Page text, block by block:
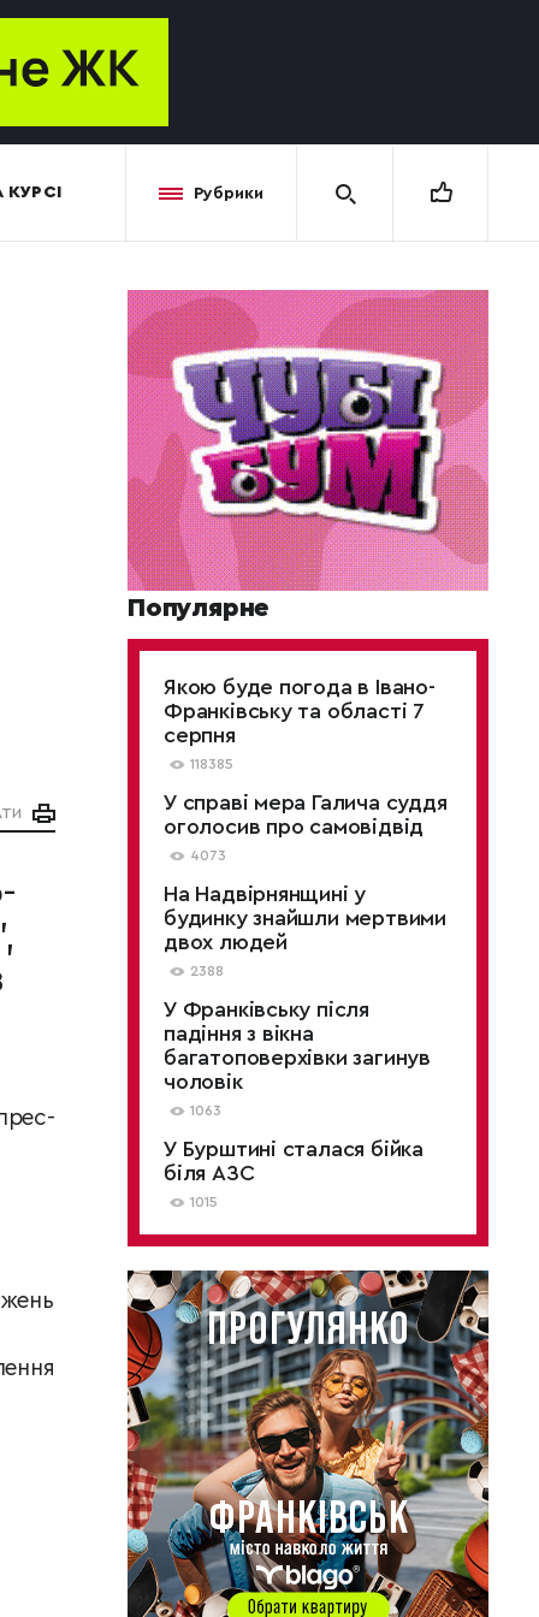
Рубрики
Популярне
Якою буде погода в Івано-
Франківську та області 7
серпня
118385
У справі мера Галича суддя
оголосив про самовідвід
4073
На Надвірнянщині у
будинку знайшли мертвими
двох людей
2388
У Франківську після
падіння з вікна
багатоповерхівки загинув
чоловік
1063
У Бурштині сталася бійка
біля АЗС
1015